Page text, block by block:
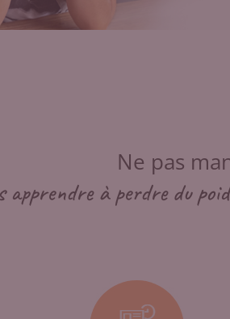
Ne pas
apprendre à perdre du